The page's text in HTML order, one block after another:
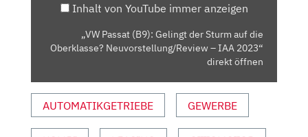
OBERKLASSE?
NEUVORSTELLUNG/REVIEW
2023“
VON
YOUTUBE
Inhalt von YouTube immer anzeigen
„VW Passat (B9): Gelingt der Sturm auf die
Oberklasse? Neuvorstellung/Review – IAA 2023“
direkt öffnen
AUTOMATIKGETRIEBE GEWERBE